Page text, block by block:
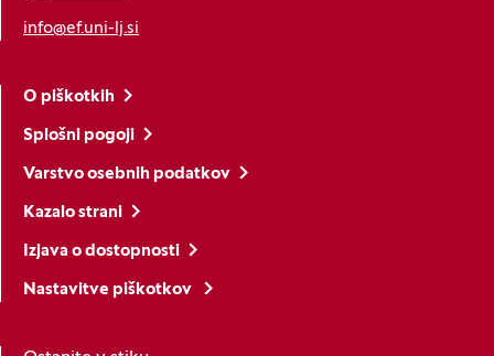
info@ef.uni-lj.si
O piškotkih
Splošni pogoji
Varstvo osebnih podatkov
Kazalo strani
Izjava o dostopnosti
Nastavitve piškotkov